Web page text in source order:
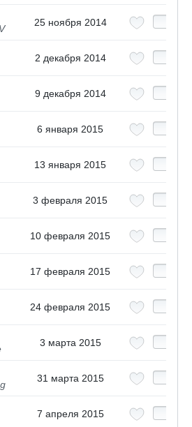
25 ноября 2014
2 декабря 2014
9 декабря 2014
6 января 2015
13 января 2015
3 февраля 2015
10 февраля 2015
17 февраля 2015
24 февраля 2015
3 марта 2015
31 марта 2015
7 апреля 2015